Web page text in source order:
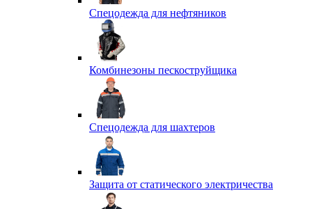
Спецодежда для нефтяников
Комбинезоны пескоструйщика
Спецодежда для шахтеров
Защита от статического электричества